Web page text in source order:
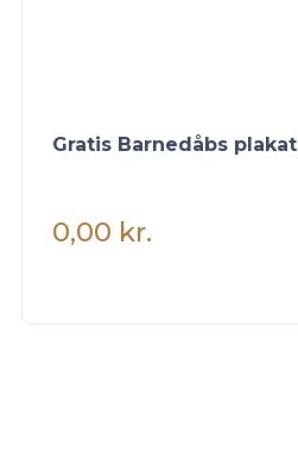
Gratis Barnedåbs plakat
0,00 kr.